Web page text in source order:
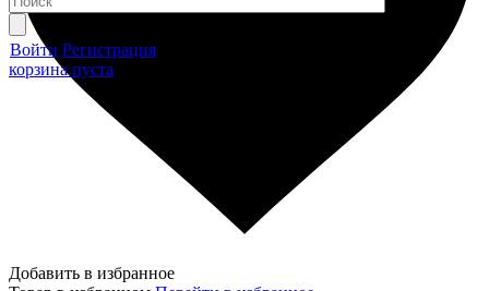
Войти Регистрация
корзина пуста
Добавить в избранное